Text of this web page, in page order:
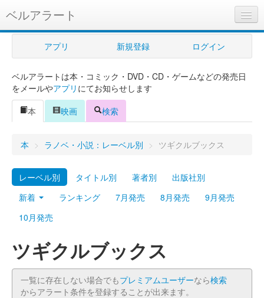
ベルアラート
ベルアラートとは
ヘルプ
新規登録
ログイン
Myシェルフ
プレミアム
アプリ 新規登録 ログイン
ベルアラートは本・コミック・DVD・CD・ゲームなどの発売日
をメールやアプリ にてお知らせします
本
映画 検索
本 > ラノベ・小説：レーベル別 > ツギクルブックス
レーベル別 タイトル別 著者別
出版社別
新着
ランキング 7月発売 8月発売
9月発売
10月発売
ツギクルブックス
一覧に存在しない場合でもプレミアムユーザーなら検索
からアラート条件を登録することが出来ます。